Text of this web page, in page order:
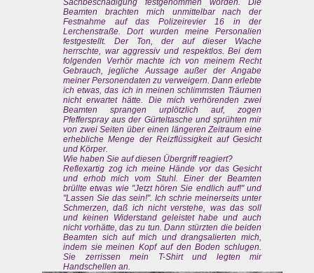
Sachbeschädigung festgenommen worden. Die
Beamten brachten mich unmittelbar nach der
Festnahme auf das Polizeirevier 16 in der
Lerchenstraße. Dort wurden meine Personalien
festgestellt. Der Ton, der auf dieser Wache
herrschte, war aggressiv und respektlos. Bei dem
folgenden Verhör machte ich von meinem Recht
Gebrauch, jegliche Aussage außer der Angabe
meiner Personendaten zu verweigern. Dann erlebte
ich etwas, das ich in meinen schlimmsten Träumen
nicht erwartet hätte. Die mich verhörenden zwei
Beamten sprangen urplötzlich auf, zogen
Pfefferspray aus der Gürteltasche und sprühten mir
von zwei Seiten über einen längeren Zeitraum eine
erhebliche Menge der Reizflüssigkeit auf Gesicht
und Körper.
Wie haben Sie auf diesen Übergriff reagiert?
Reflexartig zog ich meine Hände vor das Gesicht
und erhob mich vom Stuhl. Einer der Beamten
brüllte etwas wie "Jetzt hören Sie endlich auf!" und
"Lassen Sie das sein!". Ich schrie meinerseits unter
Schmerzen, daß ich nicht verstehe, was das soll
und keinen Widerstand geleistet habe und auch
nicht vorhätte, das zu tun. Dann stürzten die beiden
Beamten sich auf mich und drangsalierten mich,
indem sie meinen Kopf auf den Boden schlugen.
Sie zerrissen mein T-Shirt und legten mir
Handschellen an.